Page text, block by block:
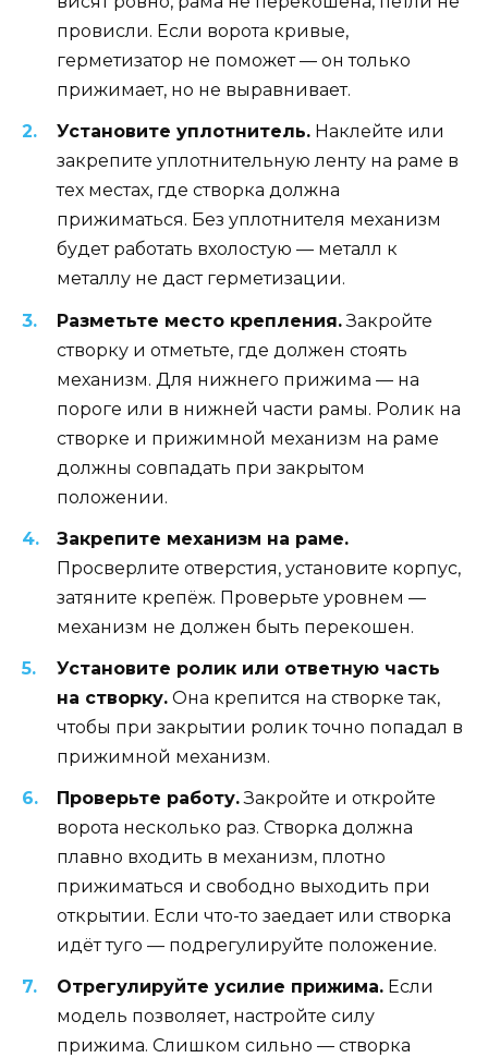
провисли. Если ворота кривые,
герметизатор не поможет — он только
прижимает, но не выравнивает.
Установите уплотнитель. Наклейте или
закрепите уплотнительную ленту на раме в
тех местах, где створка должна
прижиматься. Без уплотнителя механизм
будет работать вхолостую — металл к
металлу не даст герметизации.
Разметьте место крепления.Закройте
створку и отметьте, где должен стоять
механизм. Для нижнего прижима — на
пороге или в нижней части рамы. Ролик на
створке и прижимной механизм на раме
должны совпадать при закрытом
положении.
Закрепите механизм на раме.
Просверлите отверстия, установите корпус,
затяните крепёж. Проверьте уровнем —
механизм не должен быть перекошен.
Установите ролик или ответную часть
на створку. Она крепится на створке так,
чтобы при закрытии ролик точно попадал в
прижимной механизм.
Проверьте работу.Закройте и откройте
ворота несколько раз. Створка должна
плавно входить в механизм, плотно
прижиматься и свободно выходить при
открытии. Если что-то заедает или створка
идёт туго — подрегулируйте положение.
Отрегулируйте усилие прижима. Если
модель позволяет, настройте силу
прижима. Слишком сильно — створка